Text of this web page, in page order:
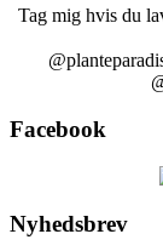
Tag mig hvis du
Facebook
Nyhedsbrev